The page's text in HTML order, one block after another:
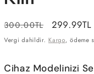
Normal
fiyat
300.00TL
İndirimli
fiyat
299.99TL
Vergi dahildir. Kargo, ödeme
Cihaz Modelinizi